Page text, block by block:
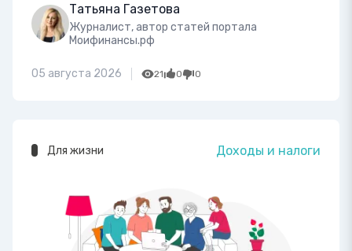
Татьяна Газетова
Журналист, автор статей портала
Моифинансы.рф
05 августа 2026 21 0 0
Для жизни Доходы и налоги